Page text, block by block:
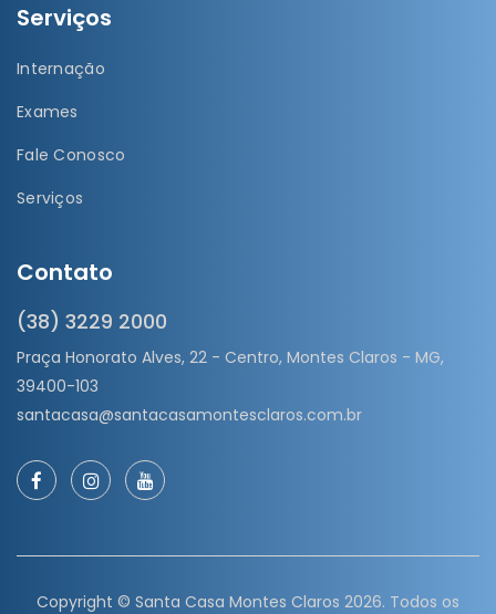
Serviços
Internação
Exames
Fale Conosco
Serviços
Contato
(38) 3229 2000
Praça Honorato Alves, 22 - Centro, Montes Claros - MG,
39400-103
santacasa@santacasamontesclaros.com.br
Copyright © Santa Casa Montes Claros 2026. Todos os